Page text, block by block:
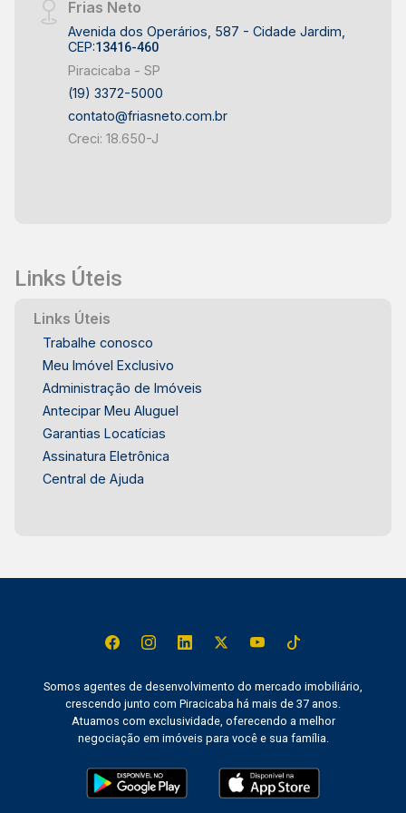
o edifício oferece unidades residenciais que
combinam conforto e funcionalidade. Sua
lazer, fazendo dele uma excelente opção para
quem busca qualidade de vida e conveniência
em um só lugar. Agende sua visita com um
Frias Neto
Avenida dos Operários, 587 - Cidade Jardim,
CEP:13416-460
Piracicaba - SP
(19) 3372-5000
contato@friasneto.com.br
Creci: 18.650-J
Links Úteis
Links Úteis
Trabalhe conosco
Meu Imóvel Exclusivo
Administração de Imóveis
Antecipar Meu Aluguel
Garantias Locatícias
Assinatura Eletrônica
Central de Ajuda
Somos agentes de desenvolvimento do mercado imobiliário,
crescendo junto com Piracicaba há mais de 37 anos.
Atuamos com exclusividade, oferecendo a melhor
negociação em imóveis para você e sua família.